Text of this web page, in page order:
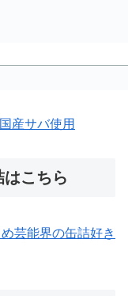
産サバ使用
こちら
芸能界の缶詰好き